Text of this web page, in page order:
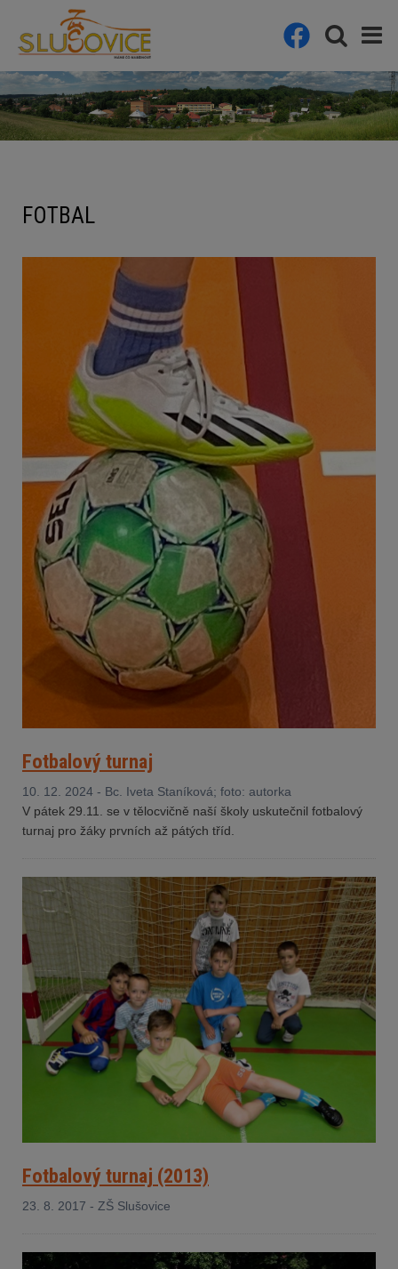
FOTBAL
Fotbalový turnaj
10. 12. 2024 - Bc. Iveta Staníková; foto: autorka
V pátek 29.11. se v tělocvičně naší školy uskutečnil fotbalový
turnaj pro žáky prvních až pátých tříd.
Fotbalový turnaj (2013)
23. 8. 2017 - ZŠ Slušovice